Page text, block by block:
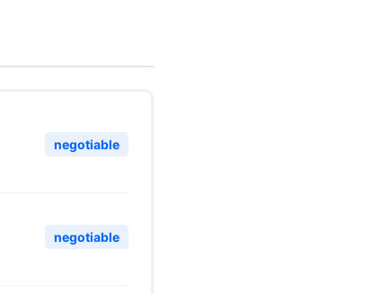
negotiable
negotiable